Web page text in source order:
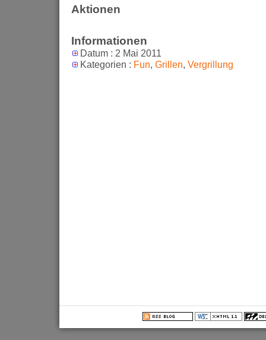
Aktionen
Informationen
Datum : 2 Mai 2011
Kategorien : Fun, Grillen, Vergrillung